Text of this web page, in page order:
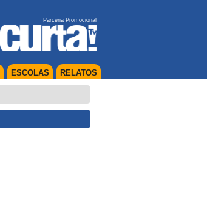
Parceria Promocional
RELATOS
ESCOLAS